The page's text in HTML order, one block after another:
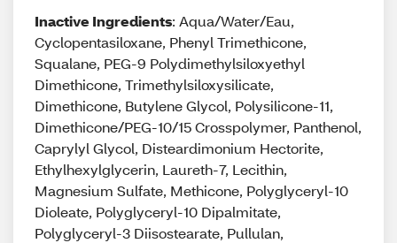
Inactive Ingredients: Aqua/Water/Eau,
Cyclopentasiloxane, Phenyl Trimethicone,
Squalane, PEG-9 Polydimethylsiloxyethyl
Dimethicone, Trimethylsiloxysilicate,
Dimethicone, Butylene Glycol, Polysilicone-11,
Dimethicone/PEG-10/15 Crosspolymer, Panthenol,
Caprylyl Glycol, Disteardimonium Hectorite,
Ethylhexylglycerin, Laureth-7, Lecithin,
Magnesium Sulfate, Methicone, Polyglyceryl-10
Dioleate, Polyglyceryl-10 Dipalmitate,
Polyglyceryl-3 Diisostearate, Pullulan,